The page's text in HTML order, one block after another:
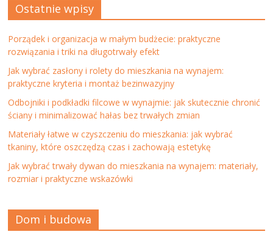
Ostatnie wpisy
Porządek i organizacja w małym budżecie: praktyczne
rozwiązania i triki na długotrwały efekt
Jak wybrać zasłony i rolety do mieszkania na wynajem:
praktyczne kryteria i montaż bezinwazyjny
Odbojniki i podkładki filcowe w wynajmie: jak skutecznie chronić
ściany i minimalizować hałas bez trwałych zmian
Materiały łatwe w czyszczeniu do mieszkania: jak wybrać
tkaniny, które oszczędzą czas i zachowają estetykę
Jak wybrać trwały dywan do mieszkania na wynajem: materiały,
rozmiar i praktyczne wskazówki
Dom i budowa